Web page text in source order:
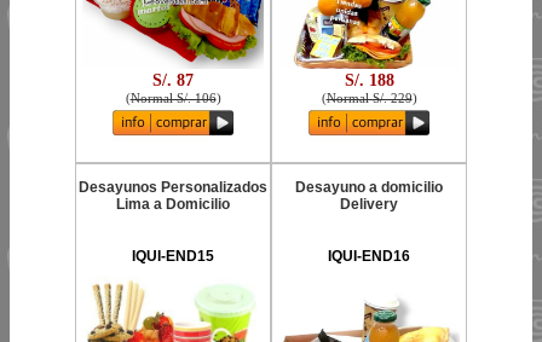
S/. 87
(Normal S/. 106)
S/. 188
(Normal S/. 229)
Desayunos Personalizados
Lima a Domicilio
IQUI-END15
Desayuno a domicilio
Delivery
IQUI-END16